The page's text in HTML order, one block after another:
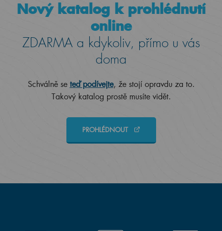
Nový katalog k prohlédnutí
online
ZDARMA a kdykoliv, přímo u vás
doma
Schválně se teď podívejte, že stojí opravdu za to.
Takový katalog prostě musíte vidět.
PROHLÉDNOUT